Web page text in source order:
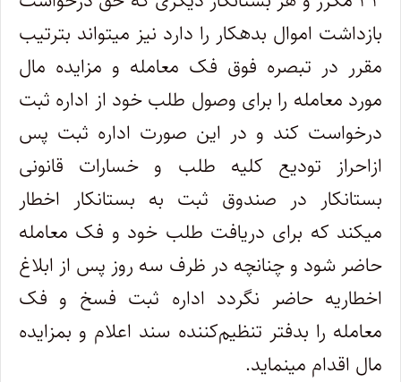
بازداشت اموال بدهکار را دارد نیز میتواند بترتیب‌
مقرر در تبصره فوق فک معامله و مزایده مال
مورد معامله را برای وصول طلب خود از اداره ثبت
درخواست کند و در این صورت اداره ثبت پس
از‌احراز تودیع کلیه طلب و خسارات قانونی
بستانکار در صندوق ثبت به بستانکار اخطار
میکند که برای دریافت طلب خود و فک معامله
حاضر شود و ‌چنانچه در ظرف سه روز پس از ابلاغ
اخطاریه حاضر نگردد اداره ثبت فسخ و فک
معامله را بدفتر تنظیم‌کننده سند اعلام و بمزایده
مال اقدام‌ مینماید.